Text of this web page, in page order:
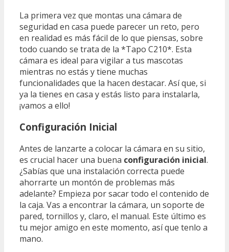
La primera vez que montas una cámara de
seguridad en casa puede parecer un reto, pero
en realidad es más fácil de lo que piensas, sobre
todo cuando se trata de la *Tapo C210*. Esta
cámara es ideal para vigilar a tus mascotas
mientras no estás y tiene muchas
funcionalidades que la hacen destacar. Así que, si
ya la tienes en casa y estás listo para instalarla,
¡vamos a ello!
Configuración Inicial
Antes de lanzarte a colocar la cámara en su sitio,
es crucial hacer una buena configuración inicial.
¿Sabías que una instalación correcta puede
ahorrarte un montón de problemas más
adelante? Empieza por sacar todo el contenido de
la caja. Vas a encontrar la cámara, un soporte de
pared, tornillos y, claro, el manual. Este último es
tu mejor amigo en este momento, así que tenlo a
mano.